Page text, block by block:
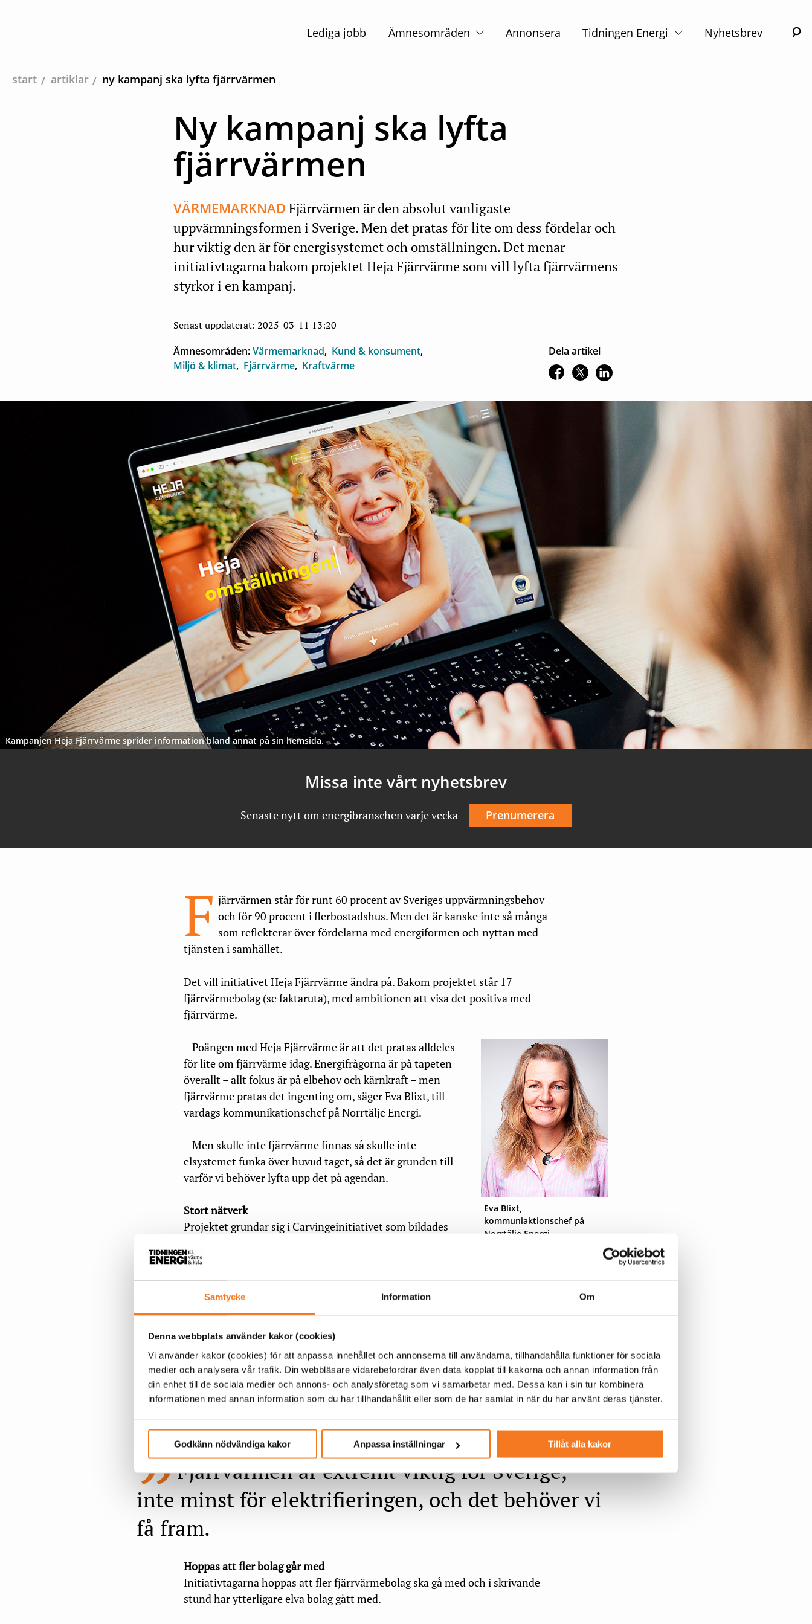
Samtycke Information Om
Denna webbplats använder kakor (cookies)
Vi använder kakor (cookies) för att anpassa innehållet och annonserna till användarna, tillhandahålla funktioner för sociala
medier och analysera vår trafik. Din webbläsare vidarebefordrar även data kopplat till kakorna och annan information från
din enhet till de sociala medier och annons- och analysföretag som vi samarbetar med. Dessa kan i sin tur kombinera
informationen med annan information som du har tillhandahållit eller som de har samlat in när du har använt deras tjänster.
Godkänn nödvändiga kakor Anpassa inställningar Tillåt alla kakor
Huvudnavigation
Lediga jobb Ämnesområden Annonsera Tidningen Energi Nyhetsbrev
start artiklar ny kampanj ska lyfta fjärrvärmen
Ny kampanj ska lyfta
fjärrvärmen
VÄRMEMARKNAD Fjärrvärmen är den absolut vanligaste
uppvärmningsformen i Sverige. Men det pratas för lite om dess fördelar och
hur viktig den är för energisystemet och omställningen. Det menar
initiativtagarna bakom projektet Heja Fjärrvärme som vill lyfta fjärrvärmens
styrkor i en kampanj.
Senast uppdaterat: 2025-03-11 13:20
Ämnesområden:Värmemarknad
Kund & konsument
Miljö & klimat Fjärrvärme Kraftvärme
Dela artikel
Kampanjen Heja Fjärrvärme sprider information bland annat på sin hemsida.
Missa inte vårt nyhetsbrev
Senaste nytt om energibranschen varje vecka Prenumerera
F järrvärmen står för runt 60 procent av Sveriges uppvärmningsbehov
och för 90 procent i flerbostadshus. Men det är kanske inte så många
som reflekterar över fördelarna med energiformen och nyttan med
tjänsten i samhället.
Det vill initiativet Heja Fjärrvärme ändra på. Bakom projektet står 17
fjärrvärmebolag (se faktaruta), med ambitionen att visa det positiva med
fjärrvärme.
Eva Blixt,
kommuniaktionschef på
Norrtälje Energi.
– Poängen med Heja Fjärrvärme är att det pratas alldeles
för lite om fjärrvärme idag. Energifrågorna är på tapeten
överallt – allt fokus är på elbehov och kärnkraft – men
fjärrvärme pratas det ingenting om, säger Eva Blixt, till
vardags kommunikationschef på Norrtälje Energi.
– Men skulle inte fjärrvärme finnas så skulle inte
elsystemet funka över huvud taget, så det är grunden till
varför vi behöver lyfta upp det på agendan.
Stort nätverk
Projektet grundar sig i Carvingeinitiativet som bildades
som har fjärrvärme ingår.
– Det är i grunden ett nätverk där vi diskuterar hur vi kan samarbeta bättre,
behöver samarbeta är att synliggöra fjärrvärme i debatten och samhället.
Politikerna och kunderna vet inte vad fjärrvärme är – det måste vi ändra på.
Sex bolag i initiativet kände då att man måste växla upp och prata om tjänsten
på ett annat sätt än det tidigare har gjorts. Projektets första mål var att ha en
särskild sajt klar innan årsskiftet 2024–25, vilket också genomfördes.
Fjärrvärmen är extremt viktig för Sverige,
inte minst för elektrifieringen, och det behöver vi
få fram.
Hoppas att fler bolag går med
Initiativtagarna hoppas att fler fjärrvärmebolag ska gå med och i skrivande
stund har ytterligare elva bolag gått med.